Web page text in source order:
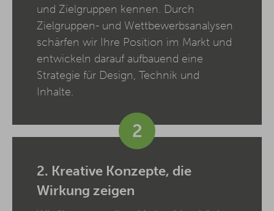
und Zielgruppen kennen. Durch
Zielgruppen- und Wettbewerbsanalysen
schärfen wir Ihre Position im Markt und
entwickeln darauf aufbauend eine
Strategie für Design, Technik und
Inhalte.
2
2. Kreative Konzepte, die
Wirkung zeigen